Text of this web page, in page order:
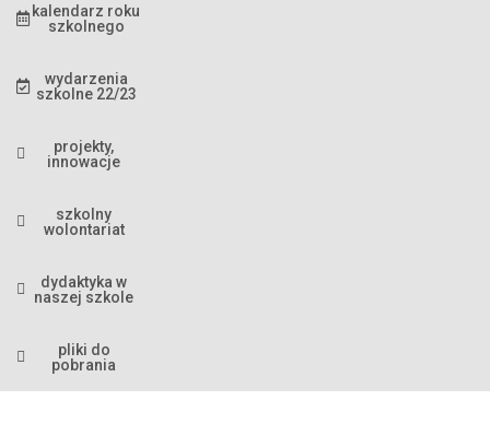
kalendarz roku
szkolnego
wydarzenia
szkolne 22/23
projekty,
innowacje
szkolny
wolontariat
dydaktyka w
naszej szkole
pliki do
pobrania